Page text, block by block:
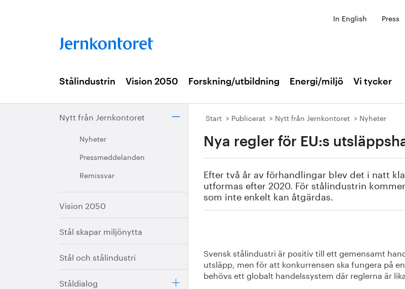
In English Press
Stålindustrin Vision 2050 Forskning/utbildning Energi/miljö Vi tycker
Nytt från Jernkontoret
Nyheter
Pressmeddelanden
Remissvar
Vision 2050
Stål skapar miljönytta
Stål och stålindustri
Ståldialog
Start Publicerat Nytt från Jernkontoret Nyheter
Nya regler för EU:s
Efter två år av förhandlingar blev det i natt
utformas efter 2020. För stålindustrin
som inte enkelt kan åtgärdas.
Svensk stålindustri är positiv till ett gemensamt
utsläpp, men för att konkurrensen ska fungera på
behövs ett globalt handelssystem där reglerna är